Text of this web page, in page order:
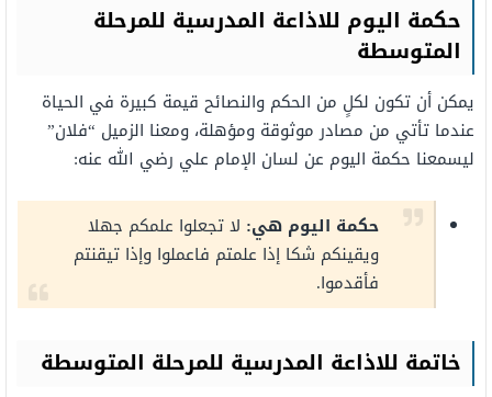
حكمة اليوم للاذاعة المدرسية للمرحلة
المتوسطة
يمكن أن تكون لكلٍ من الحكم والنصائح قيمة كبيرة في الحياة
عندما تأتي من مصادر موثوقة ومؤهلة، ومعنا الزميل “فلان”
ليسمعنا حكمة اليوم عن لسان الإمام علي رضي الله عنه:
حكمة اليوم هي: لا تجعلوا علمكم جهلا
ويقينكم شكا إذا علمتم فاعملوا وإذا تيقنتم
فأقدموا.
خاتمة للاذاعة المدرسية للمرحلة المتوسطة